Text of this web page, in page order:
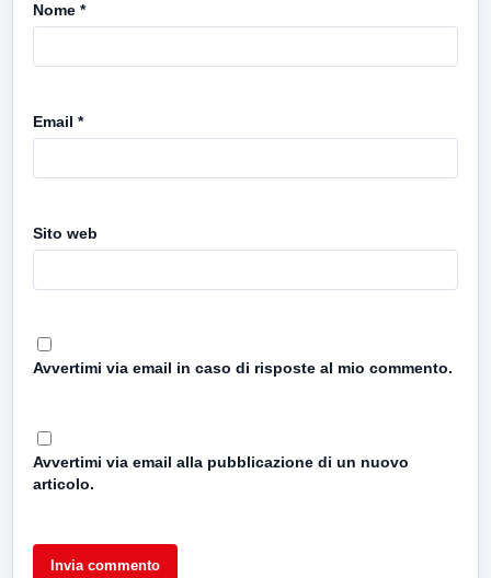
Nome *
Email *
Sito web
Avvertimi via email in caso di risposte al mio commento.
Avvertimi via email alla pubblicazione di un nuovo
articolo.